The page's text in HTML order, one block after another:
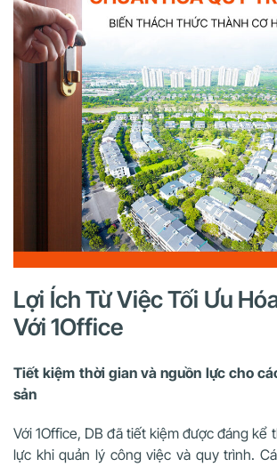
Lợi Ích Từ Việc Tối Ưu
Với 1Office
Tiết kiệm thời gian và nguồn lực cho
sản
Với 1Office, DB đã tiết kiệm được đáng kể
lực khi quản lý công việc và quy trình.